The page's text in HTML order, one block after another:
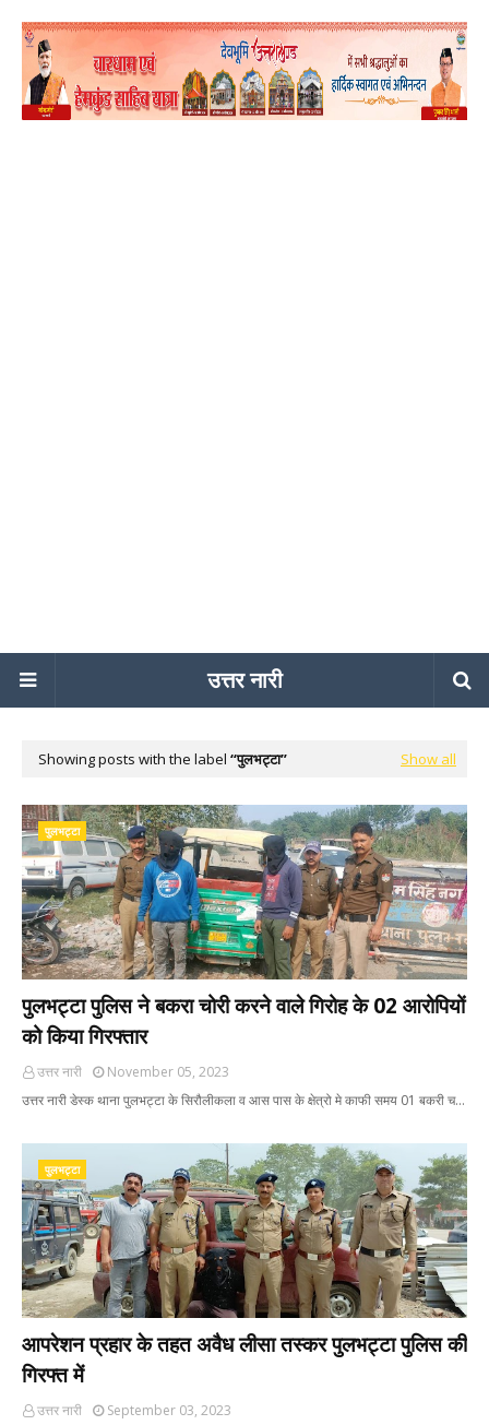
उत्तर नारी
Showing posts with the label पुलभट्टा Show all
पुलभट्टा
पुलभट्टा पुलिस ने बकरा चोरी करने वाले गिरोह के 02 आरोपियों
को किया गिरफ्तार
उत्तर नारी
November 05, 2023
उत्तर नारी डेस्क थाना पुलभट्टा के सिरौलीकला व आस पास के क्षेत्रो मे काफी समय 01 बकरी च…
पुलभट्टा
आपरेशन प्रहार के तहत अवैध लीसा तस्कर पुलभट्टा पुलिस की
गिरफ्त में
उत्तर नारी
September 03, 2023